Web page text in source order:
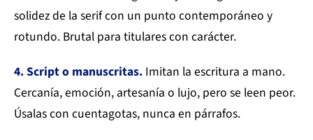
solidez de la serif con un punto contemporáneo y
rotundo. Brutal para titulares con carácter.
4. Script o manuscritas. Imitan la escritura a mano.
Cercanía, emoción, artesanía o lujo, pero se leen peor.
Úsalas con cuentagotas, nunca en párrafos.